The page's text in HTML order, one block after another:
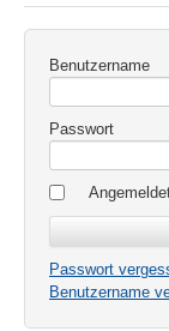
Benutzername
Passwort
Passwort
Benutzername